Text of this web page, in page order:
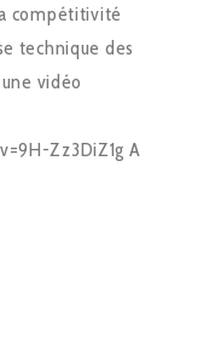
compétitivité
technique des
vidéo
Zz3DiZ1g A